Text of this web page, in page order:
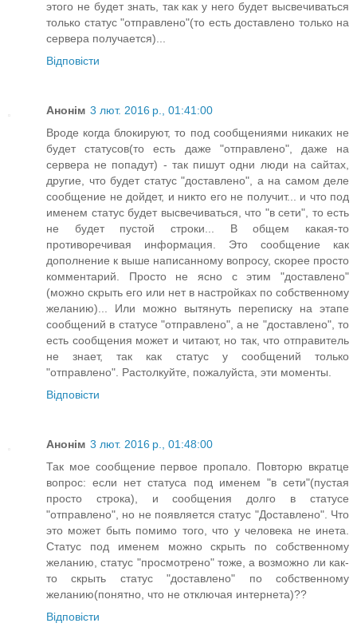
этого не будет знать, так как у него будет высвечиваться
только статус "отправлено"(то есть доставлено только на
сервера получается)...
Відповісти
Анонім 3 лют. 2016 р., 01:41:00
Вроде когда блокируют, то под сообщениями никаких не
будет статусов(то есть даже "отправлено", даже на
сервера не попадут) - так пишут одни люди на сайтах,
другие, что будет статус "доставлено", а на самом деле
сообщение не дойдет, и никто его не получит... и что под
именем статус будет высвечиваться, что "в сети", то есть
не будет пустой строки... В общем какая-то
противоречивая информация. Это сообщение как
дополнение к выше написанному вопросу, скорее просто
комментарий. Просто не ясно с этим "доставлено"
(можно скрыть его или нет в настройках по собственному
желанию)... Или можно вытянуть переписку на этапе
сообщений в статусе "отправлено", а не "доставлено", то
есть сообщения может и читают, но так, что отправитель
не знает, так как статус у сообщений только
"отправлено". Растолкуйте, пожалуйста, эти моменты.
Відповісти
Анонім 3 лют. 2016 р., 01:48:00
Так мое сообщение первое пропало. Повторю вкратце
вопрос: если нет статуса под именем "в сети"(пустая
просто строка), и сообщения долго в статусе
"отправлено", но не появляется статус "Доставлено". Что
это может быть помимо того, что у человека не инета.
Статус под именем можно скрыть по собственному
желанию, статус "просмотрено" тоже, а возможно ли как-
то скрыть статус "доставлено" по собственному
желанию(понятно, что не отключая интернета)??
Відповісти